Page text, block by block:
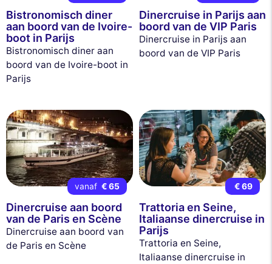
Bistronomisch diner
aan boord van de Ivoire-
boot in Parijs
Bistronomisch diner aan
boord van de Ivoire-boot in
Parijs
Dinercruise in Parijs aan
boord van de VIP Paris
Dinercruise in Parijs aan
boord van de VIP Paris
vanaf € 65
Dinercruise aan boord
van de Paris en Scène
Dinercruise aan boord van
de Paris en Scène
€ 69
Trattoria en Seine,
Italiaanse dinercruise in
Parijs
Trattoria en Seine,
Italiaanse dinercruise in